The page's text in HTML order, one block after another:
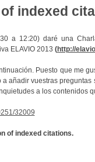
indexed
a 12:20) daré una
ELAVIO 2013 (http://
Puesto que me
añadir vuestras
a los contenidos
32009
of indexed citations.